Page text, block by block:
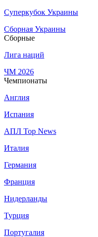
Суперкубок Украины
Сборная Украины
Сборные
Лига наций
ЧМ 2026
Чемпионаты
Англия
Испания
АПЛ Top News
Италия
Германия
Франция
Нидерланды
Турция
Португалия